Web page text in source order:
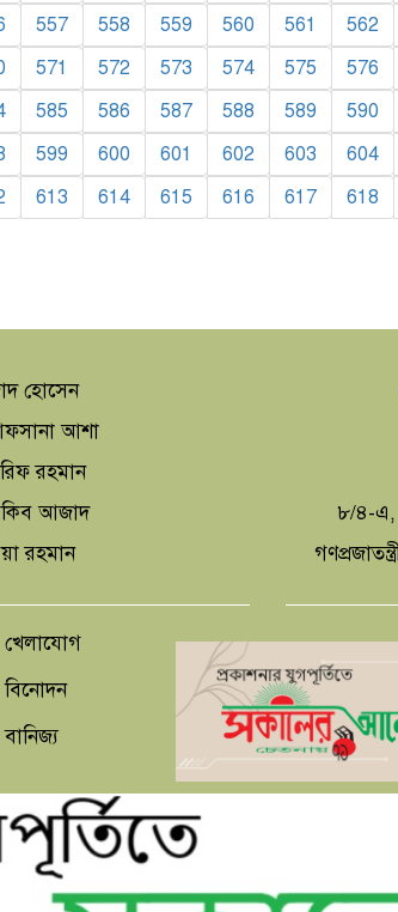
557 558 559 560 561 562
571 572 573 574 575 576
585 586 587 588 589 590
599 600 601 602 603 604
613 614 615 616 617 618
হোসেন
আশা
রহমান
আজাদ
রহমান
৮/৪-এ,
খেলাযোগ
বিনোদন
বানিজ্য